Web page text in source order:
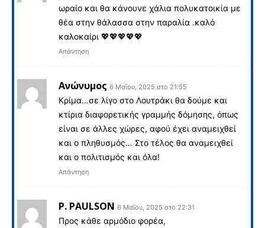
ωραίο και θα κάνουνε χάλια πολυκατοικία με
θέα στην θάλασσα στην παραλία .καλό
καλοκαίρι 💖💖💖💖💖
Απάντηση
Ανώνυμος 6 Μαΐου, 2025 στο 21:55
Κρίμα…σε λίγο στο Λουτράκι θα δούμε και
κτίρια διαφορετικής γραμμής δόμησης, όπως
είναι σε άλλες χώρες, αφού έχει αναμειχθεί
και ο πληθυσμός… Στο τέλος θα αναμειχθεί
και ο πολιτισμός και όλα!
Απάντηση
P. PAULSON 6 Μαΐου, 2025 στο 22:31
Προς κάθε αρμόδιο φορέα,